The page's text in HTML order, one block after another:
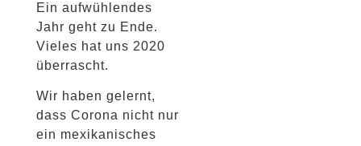
Ein aufwühlendes
Jahr geht zu Ende.
Vieles hat uns 2020
überrascht.
Wir haben gelernt,
dass Corona nicht nur
ein mexikanisches